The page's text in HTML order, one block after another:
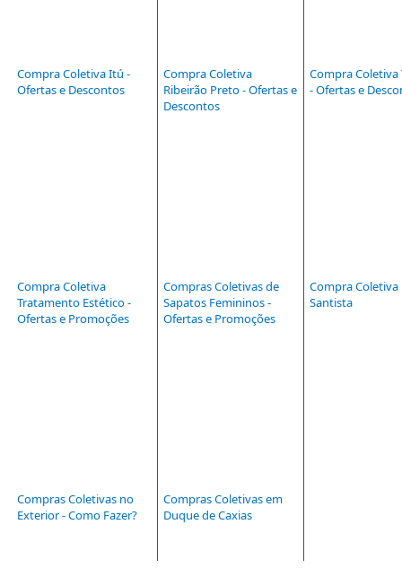
Compra Coletiva Itú -
Ofertas e Descontos
Compra Coletiva
Ribeirão Preto - Ofertas e
Descontos
Compra Coletiva
- Ofertas e
Compra Coletiva
Tratamento Estético -
Ofertas e Promoções
Compras Coletivas de
Sapatos Femininos -
Ofertas e Promoções
Compra Coletiva
Santista
Compras Coletivas no
Exterior - Como Fazer?
Compras Coletivas em
Duque de Caxias